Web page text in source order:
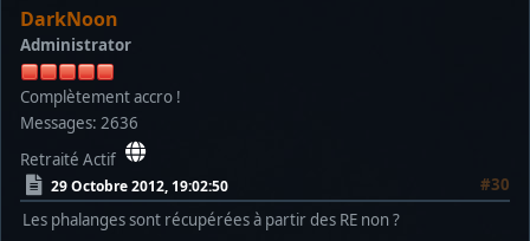
DarkNoon
Administrator
Complètement accro !
Messages: 2636
Retraité Actif
29 Octobre 2012, 19:02:50
#30
Les phalanges sont récupérées à partir des RE non ?